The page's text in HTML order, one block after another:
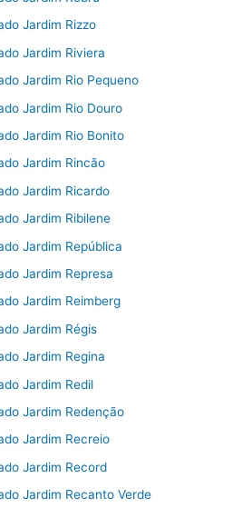
Jardim Rizzo
Jardim Riviera
Jardim Rio Pequeno
Jardim Rio Douro
Jardim Rio Bonito
Jardim Rincão
Jardim Ricardo
Jardim Ribilene
Jardim República
Jardim Represa
Jardim Reimberg
Jardim Régis
Jardim Regina
Jardim Redil
Jardim Redenção
Jardim Recreio
Jardim Record
Jardim Recanto Verde